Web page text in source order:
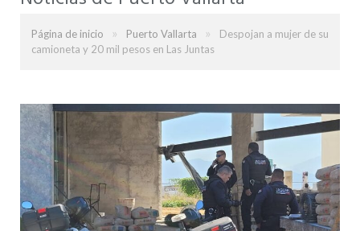
Página de inicio » Puerto Vallarta »
Despojan a mujer de su
camioneta y 20 mil pesos en Las Juntas